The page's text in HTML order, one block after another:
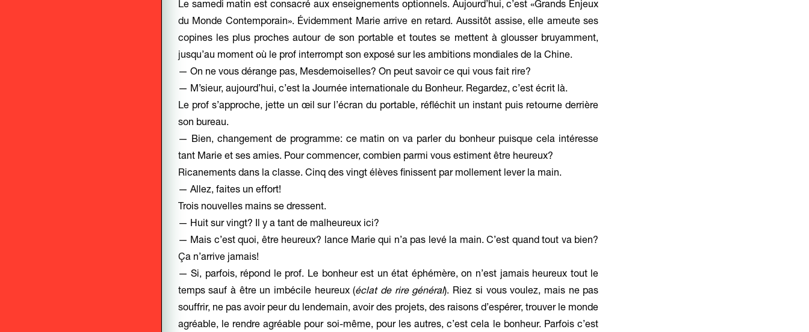
Le samedi matin est consacré aux enseignements optionnels. Aujourd’hui, c’est «Grands Enjeux
du Monde Contemporain». Évidemment Marie arrive en retard. Aussitôt assise, elle ameute ses
copines les plus proches autour de son portable et toutes se mettent à glousser bruyamment,
jusqu’au moment où le prof interrompt son exposé sur les ambitions mondiales de la Chine.
— On ne vous dérange pas, Mesdemoiselles? On peut savoir ce qui vous fait rire?
— M’sieur, aujourd’hui, c’est la Journée internationale du Bonheur. Regardez, c’est écrit là.
Le prof s’approche, jette un œil sur l’écran du portable, réfléchit un instant puis retourne derrière
son bureau.
— Bien, changement de programme: ce matin on va parler du bonheur puisque cela intéresse
tant Marie et ses amies. Pour commencer, combien parmi vous estiment être heureux?
Ricanements dans la classe. Cinq des vingt élèves finissent par mollement lever la main.
— Allez, faites un effort!
Trois nouvelles mains se dressent.
— Huit sur vingt? Il y a tant de malheureux ici?
— Mais c’est quoi, être heureux? lance Marie qui n’a pas levé la main. C’est quand tout va bien?
Ça n’arrive jamais!
— Si, parfois, répond le prof. Le bonheur est un état éphémère, on n’est jamais heureux tout le
temps sauf à être un imbécile heureux (éclat de rire général). Riez si vous voulez, mais ne pas
souffrir, ne pas avoir peur du lendemain, avoir des projets, des raisons d’espérer, trouver le monde
agréable, le rendre agréable pour soi-même, pour les autres, c’est cela le bonheur. Parfois c’est